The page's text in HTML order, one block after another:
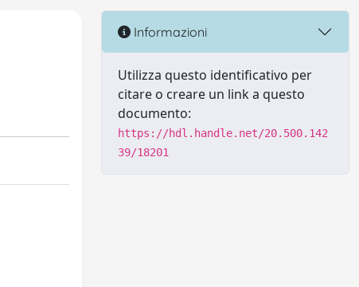
Informazioni
Utilizza questo identificativo per
citare o creare un link a questo
documento:
https://hdl.handle.net/20.500.142
39/18201